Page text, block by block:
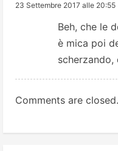
23 Settembre 2017 alle 20:55
Beh, che le
è mica poi
scherzando,
Comments are closed.